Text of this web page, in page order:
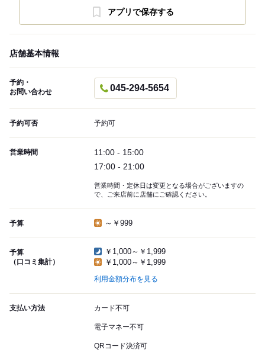
アプリで保存する
店舗基本情報
予約・
お問い合わせ
045-294-5654
予約可否 予約可
営業時間
11:00 - 15:00
17:00 - 21:00
営業時間・定休日は変更となる場合がございますの
で、ご来店前に店舗にご確認ください。
予算 ～￥999
予算
（口コミ集計）
￥1,000～￥1,999
￥1,000～￥1,999
利用金額分布を見る
支払い方法 カード不可
電子マネー不可
QRコード決済可